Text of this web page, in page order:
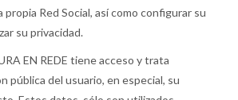
propia Red Social, así como configurar su
su privacidad.
EN REDE tiene acceso y trata
pública del usuario, en especial, su